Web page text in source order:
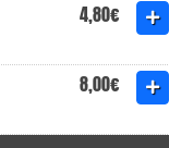
4,80€
8,00€